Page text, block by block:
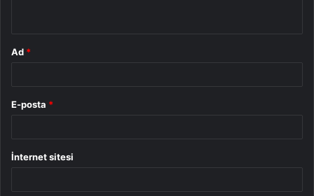
Ad *
E-posta *
İnternet sitesi